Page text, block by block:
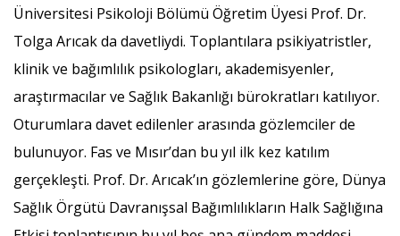
Üniversitesi Psikoloji Bölümü Öğretim Üyesi Prof. Dr.
Tolga Arıcak da davetliydi. Toplantılara psikiyatristler,
klinik ve bağımlılık psikologları, akademisyenler,
araştırmacılar ve Sağlık Bakanlığı bürokratları katılıyor.
Oturumlara davet edilenler arasında gözlemciler de
bulunuyor. Fas ve Mısır’dan bu yıl ilk kez katılım
gerçekleşti. Prof. Dr. Arıcak’ın gözlemlerine göre, Dünya
Sağlık Örgütü Davranışsal Bağımlılıkların Halk Sağlığına